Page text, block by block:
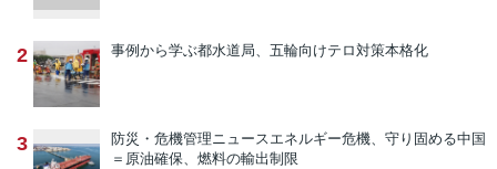
2 事例から学ぶ都水道局、五輪向けテロ対策本格化
3 防災・危機管理ニュースエネルギー危機、守り固める中国
＝原油確保、燃料の輸出制限